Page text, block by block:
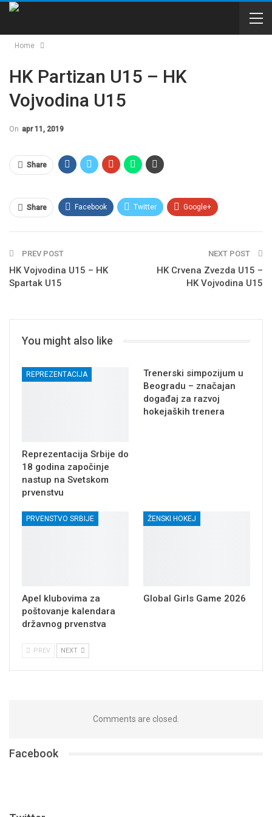
Home
HK Partizan U15 – HK
Vojvodina U15
On apr 11, 2019
Share
Share Facebook Twitter Google+
PREV POST
HK Vojvodina U15 – HK
Spartak U15
NEXT POST
HK Crvena Zvezda U15 –
HK Vojvodina U15
You might also like
REPREZENTACIJA
Reprezentacija Srbije do
18 godina započinje
nastup na Svetskom
prvenstvu
Trenerski simpozijum u
Beogradu – značajan
događaj za razvoj
hokejaških trenera
PRVENSTVO SRBIJE
Apel klubovima za
poštovanje kalendara
državnog prvenstva
ŽENSKI HOKEJ
Global Girls Game 2026
PREV NEXT
Comments are closed.
Facebook